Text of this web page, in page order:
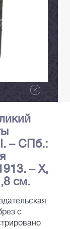
– СПб.:
– X,
см.
с